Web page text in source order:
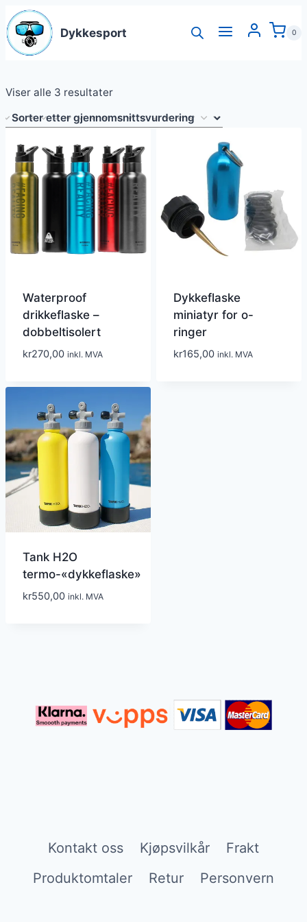
Skip
to
content
Dykkesport 0
Viser alle 3 resultaterSortert
etter
vurdering
Waterproof
drikkeflaske –
dobbeltisolert
kr270,00 inkl. MVA
Dykkeflaske
miniatyr for o-
ringer
kr165,00 inkl. MVA
Tank H2O
termo-«dykkeflaske»
kr550,00 inkl. MVA
Kontakt oss Kjøpsvilkår
Frakt
Produktomtaler
Retur Personvern